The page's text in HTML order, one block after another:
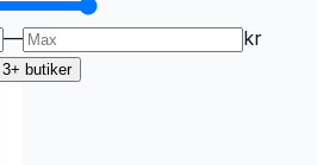
—
kr
3+ butiker